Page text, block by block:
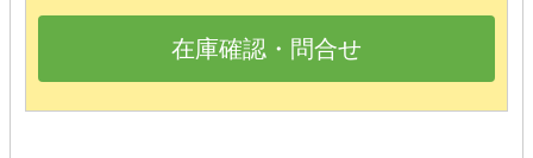
在庫確認・問合せ